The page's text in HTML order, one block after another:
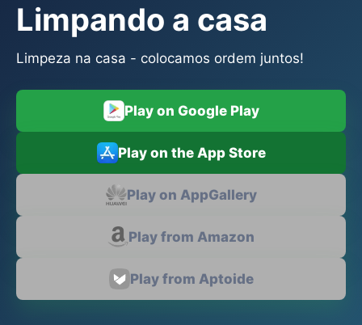
Limpando a casa
Limpeza na casa - colocamos ordem juntos!
Play on Google Play
Play on the App Store
Play on AppGallery
Play from Amazon
Play from Aptoide